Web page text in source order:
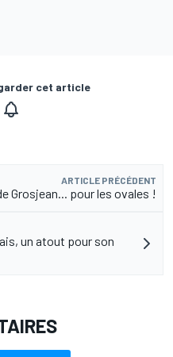
cet article
ARTICLE PRÉCÉDENT
Grosjean... pour les ovales !
un atout pour son